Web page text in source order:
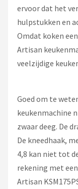
ervoor dat het
hulpstukken en
Omdat koken
Artisan
veelzijdige
Goed om te
keukenmachine
zwaar deeg. De
De kneedhaak,
4,8 kan niet tot
rekening met
Artisan